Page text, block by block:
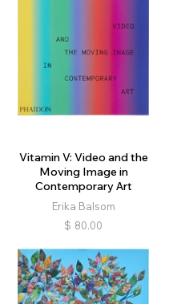
Vitamin V: Video and the
Moving Image in
Contemporary Art
Erika Balsom
$ 80.00